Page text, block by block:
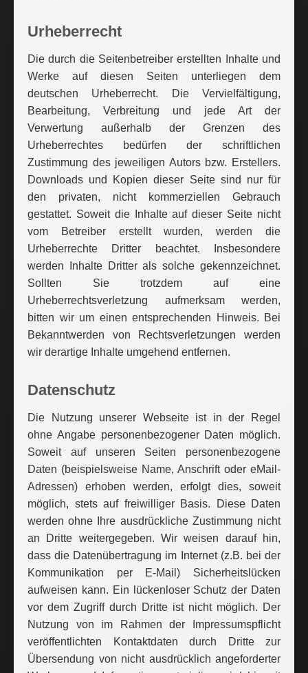
Urheberrecht
Die durch die Seitenbetreiber erstellten Inhalte und
Werke auf diesen Seiten unterliegen dem
deutschen Urheberrecht. Die Vervielfältigung,
Bearbeitung, Verbreitung und jede Art der
Verwertung außerhalb der Grenzen des
Urheberrechtes bedürfen der schriftlichen
Zustimmung des jeweiligen Autors bzw. Erstellers.
Downloads und Kopien dieser Seite sind nur für
den privaten, nicht kommerziellen Gebrauch
gestattet. Soweit die Inhalte auf dieser Seite nicht
vom Betreiber erstellt wurden, werden die
Urheberrechte Dritter beachtet. Insbesondere
werden Inhalte Dritter als solche gekennzeichnet.
Sollten Sie trotzdem auf eine
Urheberrechtsverletzung aufmerksam werden,
bitten wir um einen entsprechenden Hinweis. Bei
Bekanntwerden von Rechtsverletzungen werden
wir derartige Inhalte umgehend entfernen.
Datenschutz
Die Nutzung unserer Webseite ist in der Regel
ohne Angabe personenbezogener Daten möglich.
Soweit auf unseren Seiten personenbezogene
Daten (beispielsweise Name, Anschrift oder eMail-
Adressen) erhoben werden, erfolgt dies, soweit
möglich, stets auf freiwilliger Basis. Diese Daten
werden ohne Ihre ausdrückliche Zustimmung nicht
an Dritte weitergegeben. Wir weisen darauf hin,
dass die Datenübertragung im Internet (z.B. bei der
Kommunikation per E-Mail) Sicherheitslücken
aufweisen kann. Ein lückenloser Schutz der Daten
vor dem Zugriff durch Dritte ist nicht möglich. Der
Nutzung von im Rahmen der Impressumspflicht
veröffentlichten Kontaktdaten durch Dritte zur
Übersendung von nicht ausdrücklich angeforderter